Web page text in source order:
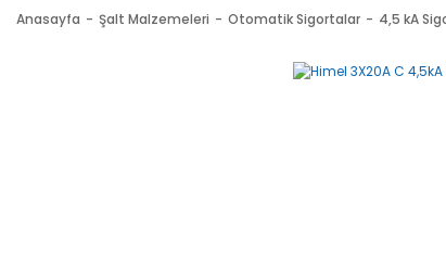
Anasayfa Şalt Malzemeleri Otomatik Sigortalar 4,5 kA